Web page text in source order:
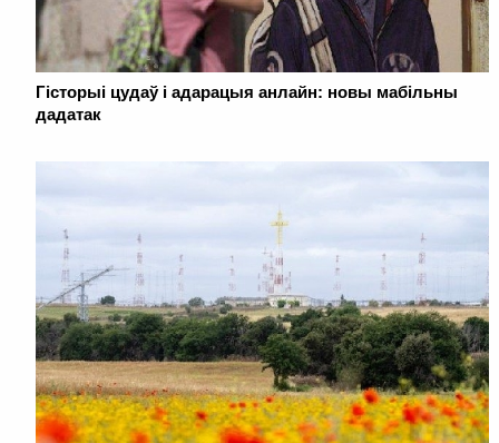
Гісторыі цудаў і адарацыя анлайн: новы мабільны
дадатак